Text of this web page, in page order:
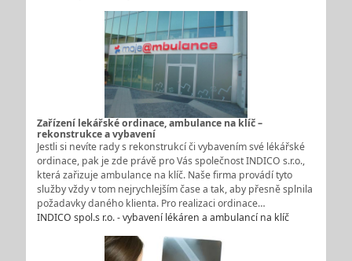
Zařízení lekářské ordinace, ambulance na klíč –
rekonstrukce a vybavení
Jestli si nevíte rady s rekonstrukcí či vybavením své lékářské
ordinace, pak je zde právě pro Vás společnost INDICO s.r.o.,
která zařizuje ambulance na klíč. Naše firma provádí tyto
služby vždy v tom nejrychlejším čase a tak, aby přesně splnila
požadavky daného klienta. Pro realizaci ordinace…
INDICO spol.s r.o. - vybavení lékáren a ambulancí na klíč